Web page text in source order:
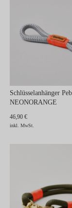
Schlüsselanhänger
NEONORANGE
46,90 €
inkl. MwSt.